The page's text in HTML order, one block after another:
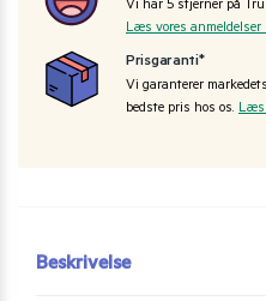
Vi har 5 stjerner på
Læs vores anmeldelser
Prisgaranti*
Vi garanterer
bedste pris hos os. Læs
Beskrivelse